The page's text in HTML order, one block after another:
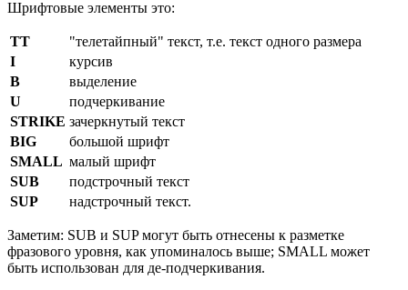
Шрифтовые элементы это:
TT
"телетайпный" текст, т.е. текст одного размера
I
курсив
B
выделение
U
подчеркивание
STRIKE зачеркнутый текст
BIG
большой шрифт
SMALL малый шрифт
SUB
подстрочный текст
SUP
надстрочный текст.
Заметим: SUB и SUP могут быть отнесены к разметке
фразового уровня, как упоминалось выше; SMALL может
быть использован для де-подчеркивания.